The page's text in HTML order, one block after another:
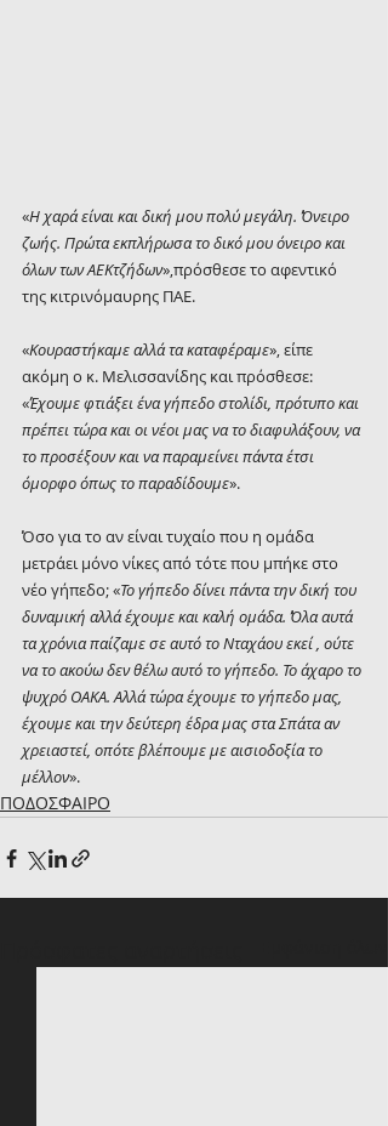
«Η χαρά είναι και δική μου πολύ μεγάλη. Όνειρο
ζωής. Πρώτα εκπλήρωσα το δικό μου όνειρο και
όλων των ΑΕΚτζήδων»,πρόσθεσε το αφεντικό
της κιτρινόμαυρης ΠΑΕ.
«Κουραστήκαμε αλλά τα καταφέραμε», είπε
ακόμη ο κ. Μελισσανίδης και πρόσθεσε:
«Έχουμε φτιάξει ένα γήπεδο στολίδι, πρότυπο και
πρέπει τώρα και οι νέοι μας να το διαφυλάξουν, να
το προσέξουν και να παραμείνει πάντα έτσι
όμορφο όπως το παραδίδουμε».
Όσο για το αν είναι τυχαίο που η ομάδα
μετράει μόνο νίκες από τότε που μπήκε στο
νέο γήπεδο; «Το γήπεδο δίνει πάντα την δική του
δυναμική αλλά έχουμε και καλή ομάδα. Όλα αυτά
τα χρόνια παίζαμε σε αυτό το Νταχάου εκεί , ούτε
να το ακούω δεν θέλω αυτό το γήπεδο. Το άχαρο το
ψυχρό ΟΑΚΑ. Αλλά τώρα έχουμε το γήπεδο μας,
έχουμε και την δεύτερη έδρα μας στα Σπάτα αν
χρειαστεί, οπότε βλέπουμε με αισιοδοξία το
μέλλον».
ΠΟΔΟΣΦΑΙΡΟ